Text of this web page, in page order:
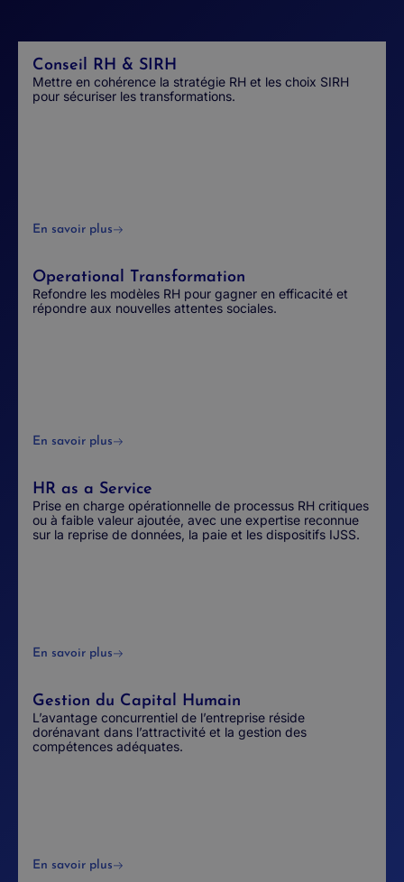
Conseil RH & SIRH
Mettre en cohérence la stratégie RH et les choix SIRH
pour sécuriser les transformations.
En savoir plus
Operational Transformation
Refondre les modèles RH pour gagner en efficacité et
répondre aux nouvelles attentes sociales.
En savoir plus
HR as a Service
Prise en charge opérationnelle de processus RH critiques
ou à faible valeur ajoutée, avec une expertise reconnue
sur la reprise de données, la paie et les dispositifs IJSS.
En savoir plus
Gestion du Capital Humain
L’avantage concurrentiel de l’entreprise réside
dorénavant dans l’attractivité et la gestion des
compétences adéquates.
En savoir plus